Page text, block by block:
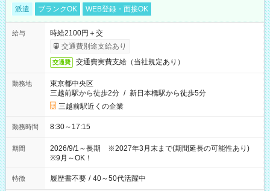
派遣 ブランクOK WEB登録・面接OK
給与
時給2100円＋交
交通費別途支給あり
交通費 交通費実費支給（当社規定あり）
勤務地
東京都中央区
三越前駅から徒歩2分 / 新日本橋駅から徒歩5分
三越前駅近くの企業
勤務時間 8:30～17:15
期間
2026/9/1～長期 ※2027年3月末まで(期間延長の可能性あり)
※9月～OK！
特徴 履歴書不要 / 40～50代活躍中